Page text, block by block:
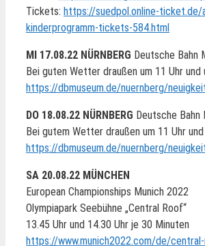
Tickets: https://suedpol.online-ticket.de/
kinderprogramm-tickets-584.html
MI 17.08.22 NÜRNBERG Deutsche Bahn
Bei guten Wetter draußen um 11 Uhr und
https://dbmuseum.de/nuernberg/
DO 18.08.22 NÜRNBERG Deutsche Bahn
Bei gutem Wetter draußen um 11 Uhr
https://dbmuseum.de/nuernberg/
SA 20.08.22 MÜNCHEN
European Championships Munich 2022
Olympiapark Seebühne „Central Roof“
13.45 Uhr und 14.30 Uhr je 30 Minuten
https://www.munich2022.com/de/